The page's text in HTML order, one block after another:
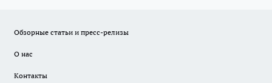
Обзорные статьи и пресс-релизы
О нас
Контакты